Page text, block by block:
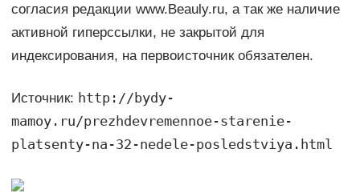
согласия редакции www.Beauly.ru, а так же наличие
активной гиперссылки, не закрытой для
индексирования, на первоисточник обязателен.
Источник: http://bydy-
mamoy.ru/prezhdevremennoe-starenie-
platsenty-na-32-nedele-posledstviya.html